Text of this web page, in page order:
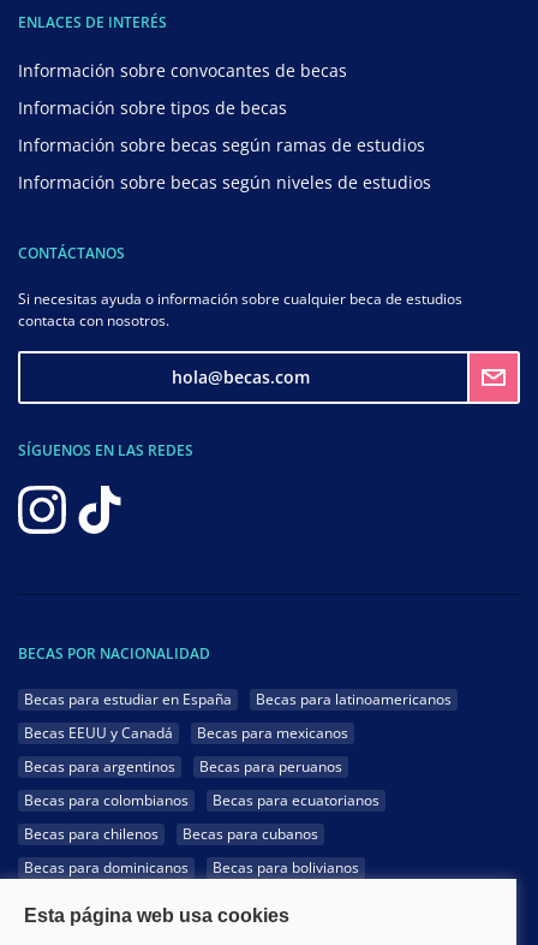
ENLACES DE INTERÉS
Información sobre convocantes de becas
Información sobre tipos de becas
Información sobre becas según ramas de estudios
Información sobre becas según niveles de estudios
CONTÁCTANOS
Si necesitas ayuda o información sobre cualquier beca de estudios
contacta con nosotros.
hola@becas.com
SÍGUENOS EN LAS REDES
BECAS POR NACIONALIDAD
Becas para estudiar en España
Becas para latinoamericanos
Becas EEUU y Canadá
Becas para mexicanos
Becas para argentinos
Becas para peruanos
Becas para colombianos
Becas para ecuatorianos
Becas para chilenos
Becas para cubanos
Becas para dominicanos
Becas para bolivianos